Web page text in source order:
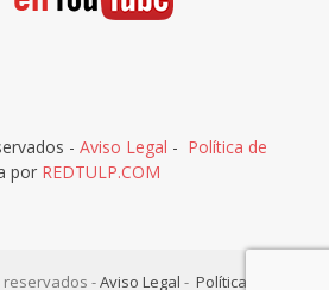
- Aviso Legal - Política de
por REDTULP.COM
-Aviso Legal - Política de